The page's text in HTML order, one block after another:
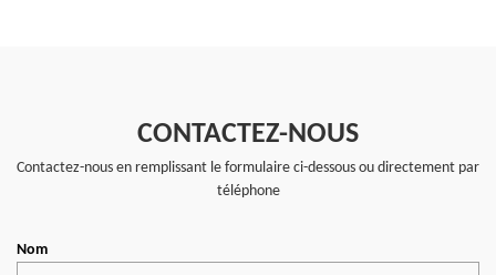
CONTACTEZ-NOUS
Contactez-nous en remplissant le formulaire ci-dessous ou directement par
téléphone
Nom